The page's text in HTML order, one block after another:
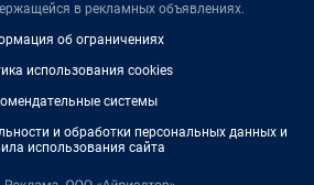
в рекламных объявлениях.
об ограничениях
использования cookies
системы
и обработки персональных данных и
использования сайта